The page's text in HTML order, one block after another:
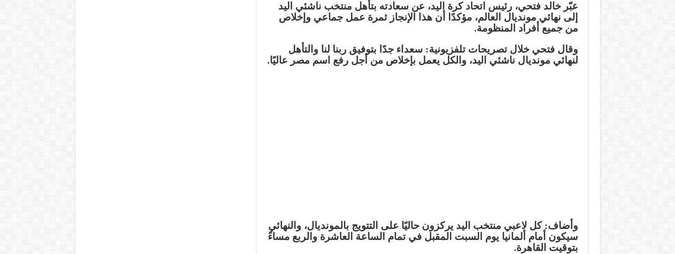
عبّر خالد فتحي، رئيس اتحاد كرة اليد، عن سعادته بتأهل منتخب ناشئي اليد
إلى نهائي مونديال العالم، مؤكدًا أن هذا الإنجاز ثمرة عمل جماعي وإخلاص
من جميع أفراد المنظومة.
وقال فتحي خلال تصريحات تلفزيونية: سعداء جدًا بتوفيق ربنا لنا والتأهل
لنهائي مونديال ناشئي اليد، والكل يعمل بإخلاص من أجل رفع اسم مصر عاليًا.
وأضاف: كل لاعبي منتخب اليد يركزون حاليًا على التتويج بالمونديال، والنهائي
سيكون أمام ألمانيا يوم السبت المقبل في تمام الساعة العاشرة والربع مساءً
بتوقيت القاهرة.